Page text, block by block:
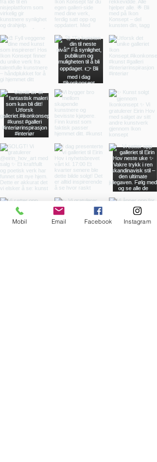
Mobil Email Facebook Instagram